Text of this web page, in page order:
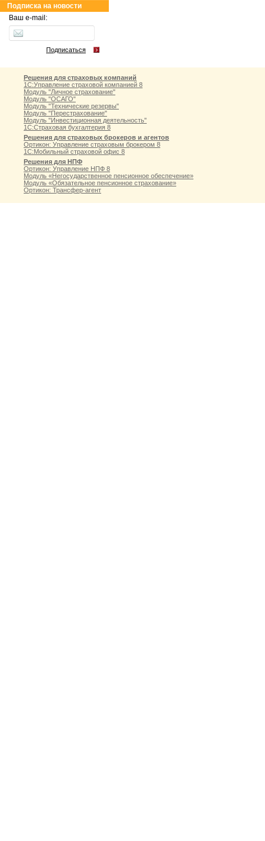
Подписка на новости
Ваш e-mail:
Подписаться
Решения для страховых компаний
1С:Управление страховой компанией 8
Модуль "Личное страхование"
Модуль "ОСАГО"
Модуль "Технические резервы"
Модуль "Перестрахование"
Модуль "Инвестиционная деятельность"
1С:Страховая бухгалтерия 8
Решения для страховых брокеров и агентов
Ортикон: Управление страховым брокером 8
1С:Мобильный страховой офис 8
Решения для НПФ
Ортикон: Управление НПФ 8
Модуль «Негосударственное пенсионное обеспечение»
Модуль «Обязательное пенсионное страхование»
Ортикон: Трансфер-агент